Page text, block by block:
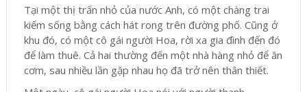
Tại một thị trấn nhỏ của nước Anh, có một chàng trai
kiếm sống bằng cách hát rong trên đường phố. Cũng ở
khu đó, có một cô gái người Hoa, rời xa gia đình đến đó
để làm thuê. Cả hai thường đến một nhà hàng nhỏ để ăn
cơm, sau nhiều lần gặp nhau họ đã trở nên thân thiết.